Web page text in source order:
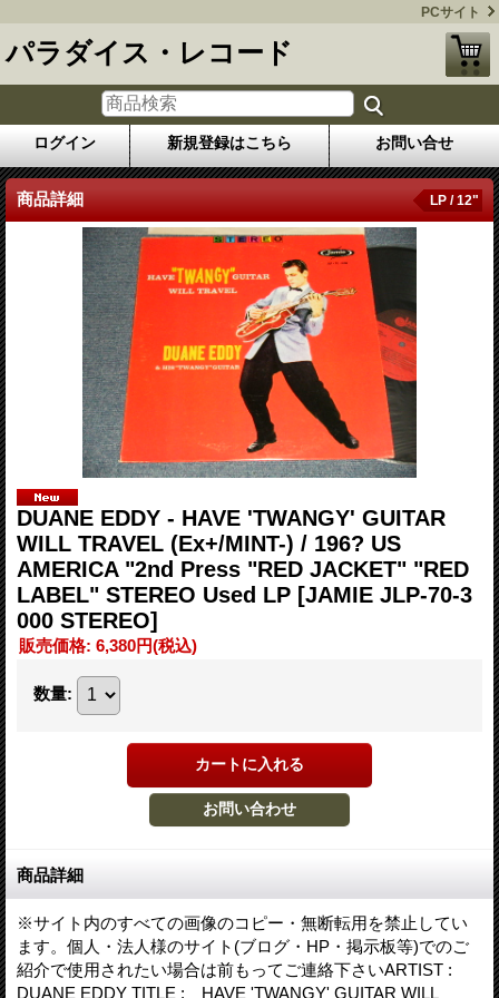
PCサイト
パラダイス・レコード
ログイン 新規登録はこちら お問い合せ
商品詳細 LP / 12"
DUANE EDDY - HAVE 'TWANGY' GUITAR
WILL TRAVEL (Ex+/MINT-) / 196? US
AMERICA "2nd Press "RED JACKET" "RED
LABEL" STEREO Used LP [JAMIE JLP-70-3
000 STEREO]
販売価格: 6,380円(税込)
数量:
商品詳細
※サイト内のすべての画像のコピー・無断転用を禁止してい
ます。個人・法人様のサイト(ブログ・HP・掲示板等)でのご
紹介で使用されたい場合は前もってご連絡下さいARTIST :
DUANE EDDY TITLE : HAVE 'TWANGY' GUITAR WILL